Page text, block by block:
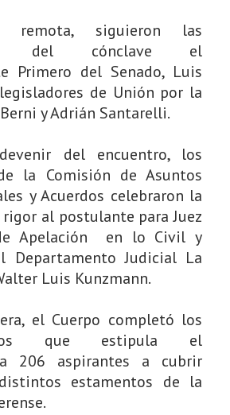
remota, siguieron las
del cónclave el
Primero del Senado, Luis
de Unión por la
y Adrián Santarelli.
del encuentro, los
la Comisión de Asuntos
y Acuerdos celebraron la
al postulante para Juez
Apelación en lo Civil y
Departamento Judicial La
Luis Kunzmann.
el Cuerpo completó los
que estipula el
206 aspirantes a cubrir
estamentos de la